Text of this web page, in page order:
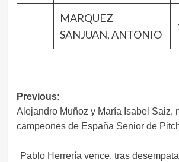
MARQUEZ
SANJUAN, ANTONIO
Navegación
de
entradas
Previous:
Alejandro Muñoz y María Isabel Saiz,
campeones de España Senior de
Pablo Herrería vence, tras